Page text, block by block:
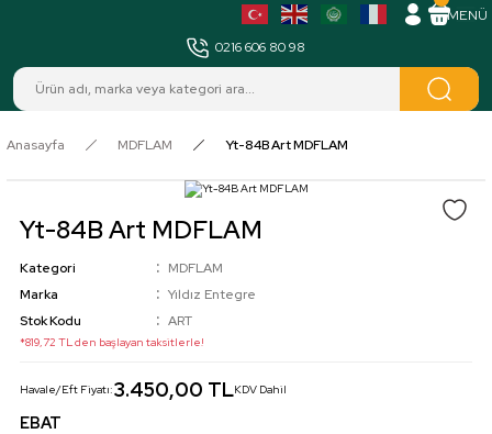
0216 606 80 98
Anasayfa MDFLAM Yt-84B Art MDFLAM
Yt-84B Art MDFLAM
Kategori
MDFLAM
Marka
Yıldız Entegre
Stok Kodu
ART
*819,72 TL den başlayan taksitlerle!
Havale/Eft Fiyatı:3.450,00 TLKDV Dahil
EBAT